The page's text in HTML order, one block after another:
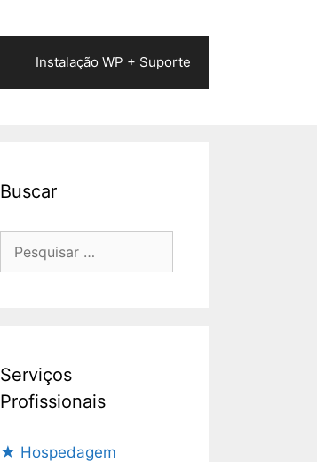
Instalação WP + Suporte
Buscar
Serviços
Profissionais
★ Hospedagem